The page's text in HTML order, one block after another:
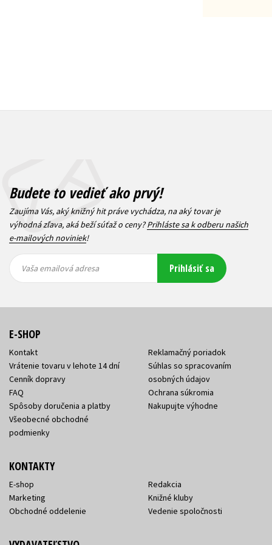
Budete to vedieť ako prvý!
Zaujíma Vás, aký knižný hit práve vychádza, na aký tovar je
výhodná zľava, aká beží súťaž o ceny?Prihláste sa k odberu našich
e-mailových noviniek!
emailová
emailová
Vaša emailová adresa Prihlásiť sa
E-SHOP
Kontakt
Vrátenie tovaru v lehote 14 dní
Cenník dopravy
FAQ
Spôsoby doručenia a platby
Všeobecné obchodné
podmienky
Reklamačný poriadok
Súhlas so spracovaním
osobných údajov
Ochrana súkromia
Nakupujte výhodne
KONTAKTY
E-shop
Marketing
Obchodné oddelenie
Redakcia
Knižné kluby
Vedenie spoločnosti